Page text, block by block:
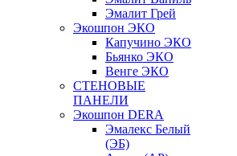
Эмалит Грей
Экошпон ЭКО
Капучино ЭКО
Бьянко ЭКО
Венге ЭКО
СТЕНОВЫЕ
ПАНЕЛИ
Экошпон DERA
Эмалекс Белый
(ЭБ)